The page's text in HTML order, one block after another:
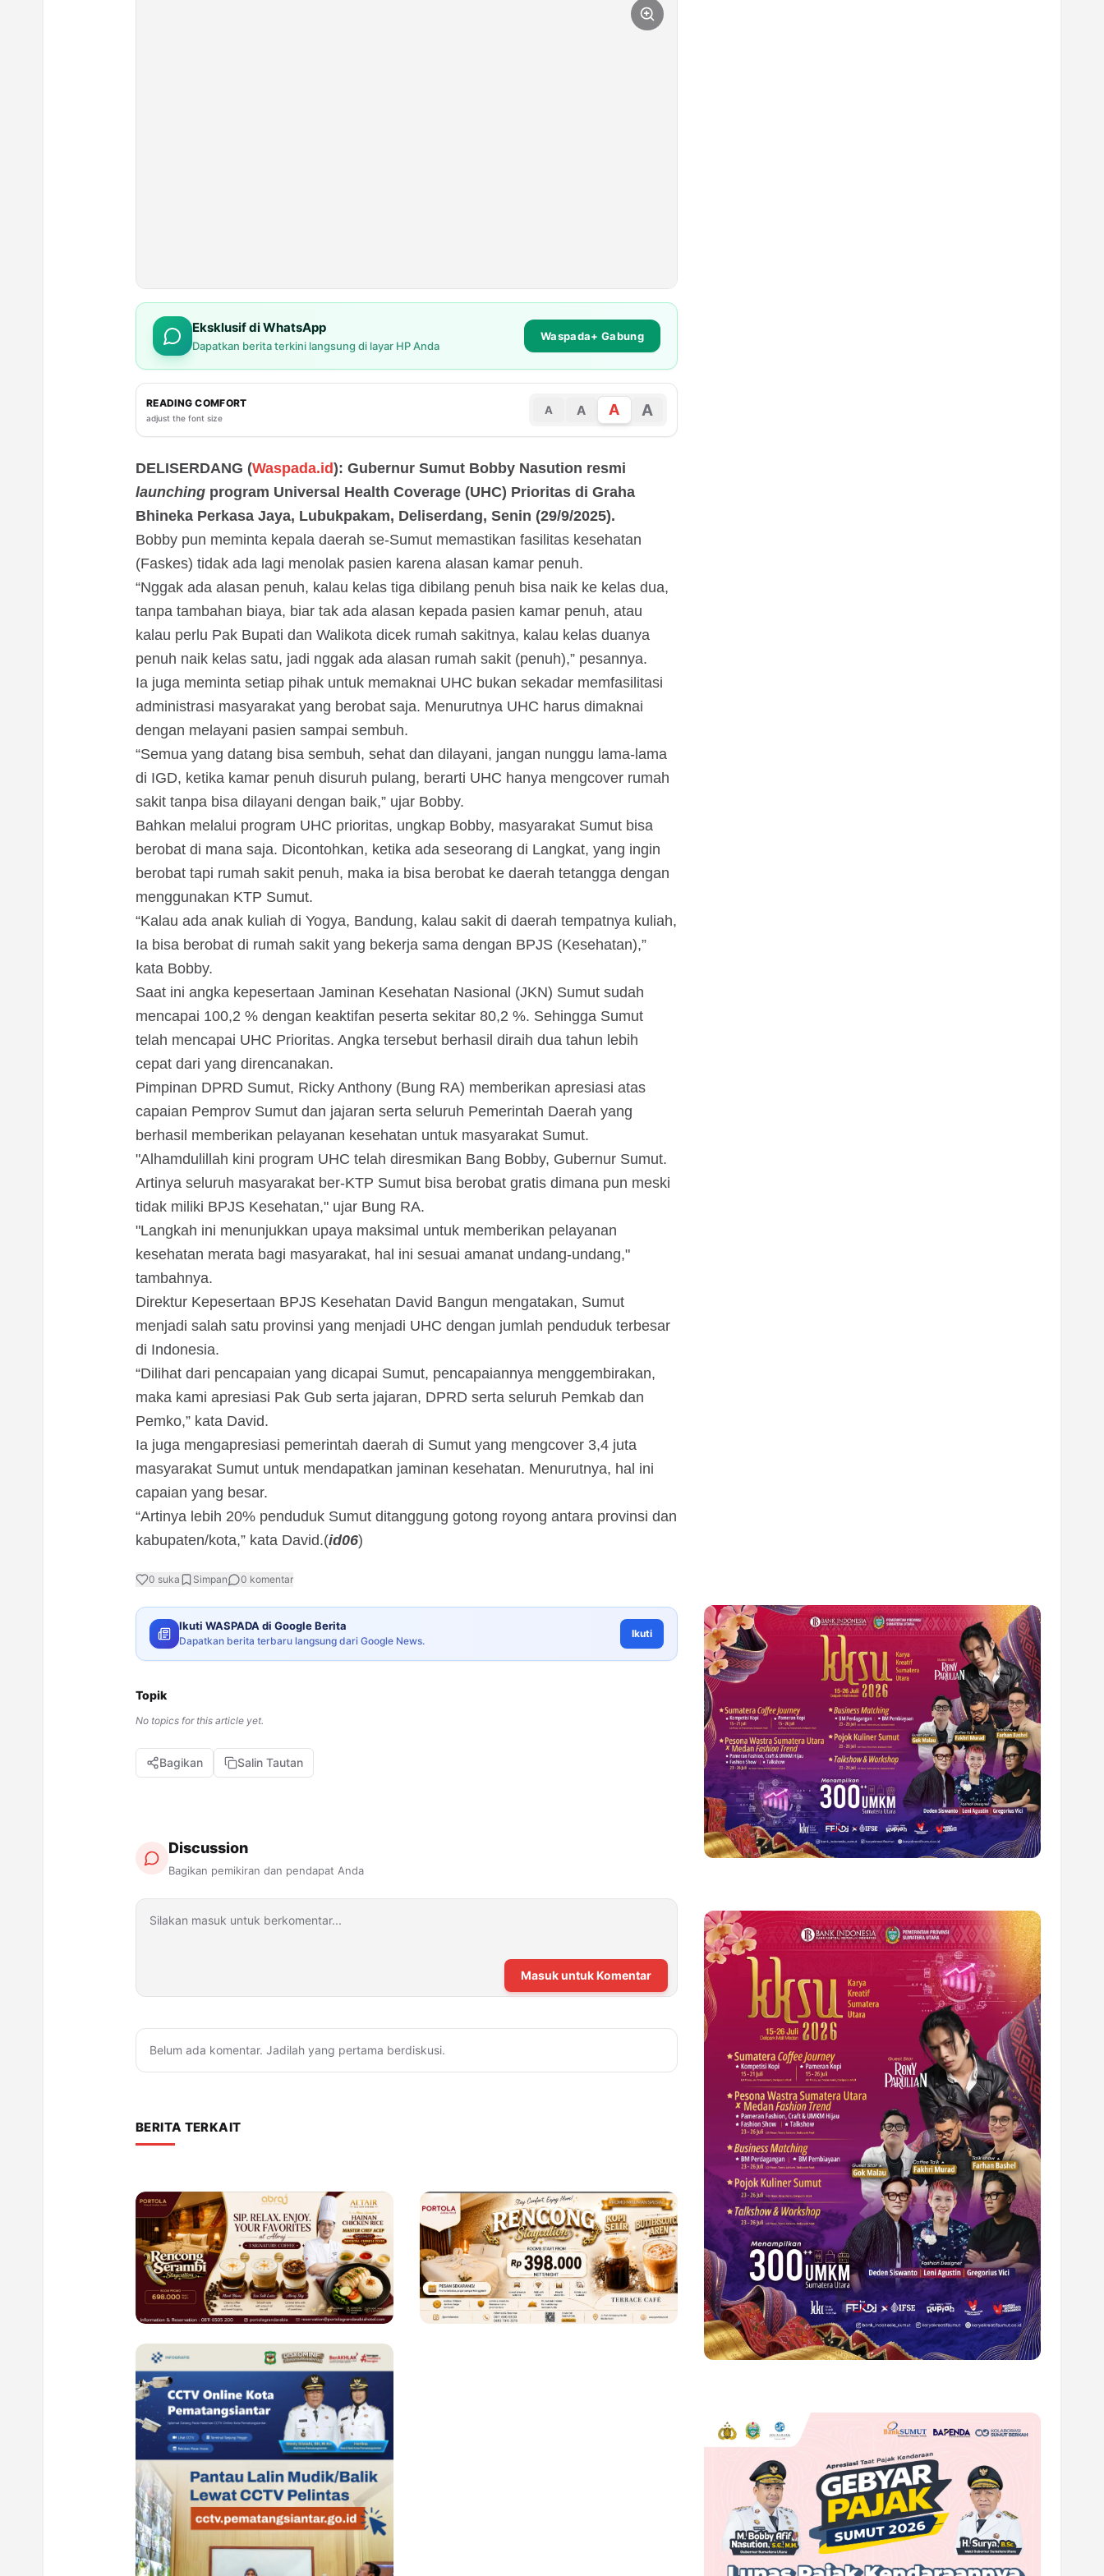
Eksklusif di WhatsApp
Dapatkan berita terkini langsung di layar HP Anda
Waspada+ Gabung
READING COMFORT
adjust the font size
A A A A
DELISERDANG (Waspada.id): Gubernur Sumut Bobby Nasution resmi
launching program Universal Health Coverage (UHC) Prioritas di Graha
Bhineka Perkasa Jaya, Lubukpakam, Deliserdang, Senin (29/9/2025).
Bobby pun meminta kepala daerah se-Sumut memastikan fasilitas kesehatan
(Faskes) tidak ada lagi menolak pasien karena alasan kamar penuh.
“Nggak ada alasan penuh, kalau kelas tiga dibilang penuh bisa naik ke kelas dua,
tanpa tambahan biaya, biar tak ada alasan kepada pasien kamar penuh, atau
kalau perlu Pak Bupati dan Walikota dicek rumah sakitnya, kalau kelas duanya
penuh naik kelas satu, jadi nggak ada alasan rumah sakit (penuh),” pesannya.
Ia juga meminta setiap pihak untuk memaknai UHC bukan sekadar memfasilitasi
administrasi masyarakat yang berobat saja. Menurutnya UHC harus dimaknai
dengan melayani pasien sampai sembuh.
“Semua yang datang bisa sembuh, sehat dan dilayani, jangan nunggu lama-lama
di IGD, ketika kamar penuh disuruh pulang, berarti UHC hanya mengcover rumah
sakit tanpa bisa dilayani dengan baik,” ujar Bobby.
Bahkan melalui program UHC prioritas, ungkap Bobby, masyarakat Sumut bisa
berobat di mana saja. Dicontohkan, ketika ada seseorang di Langkat, yang ingin
berobat tapi rumah sakit penuh, maka ia bisa berobat ke daerah tetangga dengan
menggunakan KTP Sumut.
“Kalau ada anak kuliah di Yogya, Bandung, kalau sakit di daerah tempatnya kuliah,
Ia bisa berobat di rumah sakit yang bekerja sama dengan BPJS (Kesehatan),”
kata Bobby.
Saat ini angka kepesertaan Jaminan Kesehatan Nasional (JKN) Sumut sudah
mencapai 100,2 % dengan keaktifan peserta sekitar 80,2 %. Sehingga Sumut
telah mencapai UHC Prioritas. Angka tersebut berhasil diraih dua tahun lebih
cepat dari yang direncanakan.
Pimpinan DPRD Sumut, Ricky Anthony (Bung RA) memberikan apresiasi atas
capaian Pemprov Sumut dan jajaran serta seluruh Pemerintah Daerah yang
berhasil memberikan pelayanan kesehatan untuk masyarakat Sumut.
"Alhamdulillah kini program UHC telah diresmikan Bang Bobby, Gubernur Sumut.
Artinya seluruh masyarakat ber-KTP Sumut bisa berobat gratis dimana pun meski
tidak miliki BPJS Kesehatan," ujar Bung RA.
"Langkah ini menunjukkan upaya maksimal untuk memberikan pelayanan
kesehatan merata bagi masyarakat, hal ini sesuai amanat undang-undang,"
tambahnya.
Direktur Kepesertaan BPJS Kesehatan David Bangun mengatakan, Sumut
menjadi salah satu provinsi yang menjadi UHC dengan jumlah penduduk terbesar
di Indonesia.
“Dilihat dari pencapaian yang dicapai Sumut, pencapaiannya menggembirakan,
maka kami apresiasi Pak Gub serta jajaran, DPRD serta seluruh Pemkab dan
Pemko,” kata David.
Ia juga mengapresiasi pemerintah daerah di Sumut yang mengcover 3,4 juta
masyarakat Sumut untuk mendapatkan jaminan kesehatan. Menurutnya, hal ini
capaian yang besar.
“Artinya lebih 20% penduduk Sumut ditanggung gotong royong antara provinsi dan
kabupaten/kota,” kata David.(id06)
0 suka Simpan 0 komentar
Ikuti WASPADA di Google Berita
Dapatkan berita terbaru langsung dari Google News.
Ikuti
Topik
No topics for this article yet.
Bagikan Salin Tautan
Discussion
Bagikan pemikiran dan pendapat Anda
Masuk untuk Komentar
Belum ada komentar. Jadilah yang pertama berdiskusi.
BERITA TERKAIT